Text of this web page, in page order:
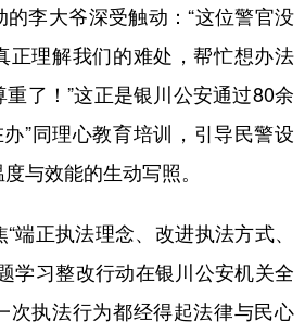
李大爷深受触动：“这位警官没
正理解我们的难处，帮忙想办法
了！”这正是银川公安通过80余
”同理心教育培训，引导民警设
与效能的生动写照。
正执法理念、改进执法方式、
学习整改行动在银川公安机关全
次执法行为都经得起法律与民心